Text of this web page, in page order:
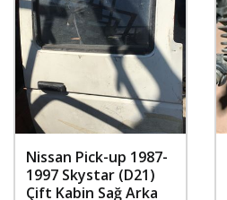
Nissan Pick-up 1987-
1997 Skystar (D21)
Çift Kabin Sağ Arka